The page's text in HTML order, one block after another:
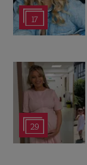
17
29